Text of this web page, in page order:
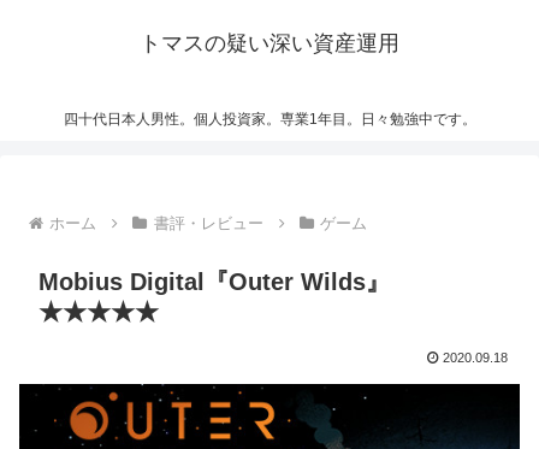
トマスの疑い深い資産運用
四十代日本人男性。個人投資家。専業1年目。日々勉強中です。
ホーム 書評・レビュー ゲーム
Mobius Digital『Outer Wilds』
★★★★★
2020.09.18